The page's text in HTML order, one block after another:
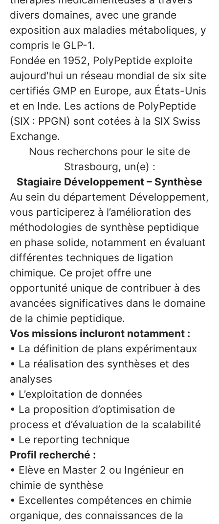
divers domaines, avec une grande
exposition aux maladies métaboliques, y
compris le GLP-1.
Fondée en 1952, PolyPeptide exploite
aujourd'hui un réseau mondial de six site
certifiés GMP en Europe, aux États-Unis
et en Inde. Les actions de PolyPeptide
(SIX : PPGN) sont cotées à la SIX Swiss
Exchange.
Nous recherchons pour le site de
Strasbourg, un(e) :
Stagiaire Développement – Synthèse
Au sein du département Développement,
vous participerez à l’amélioration des
méthodologies de synthèse peptidique
en phase solide, notamment en évaluant
différentes techniques de ligation
chimique. Ce projet offre une
opportunité unique de contribuer à des
avancées significatives dans le domaine
de la chimie peptidique.
Vos missions incluront notamment :
• La définition de plans expérimentaux
• La réalisation des synthèses et des
analyses
• L’exploitation de données
• La proposition d’optimisation de
process et d’évaluation de la scalabilité
• Le reporting technique
Profil recherché :
• Elève en Master 2 ou Ingénieur en
chimie de synthèse
• Excellentes compétences en chimie
organique, des connaissances de la